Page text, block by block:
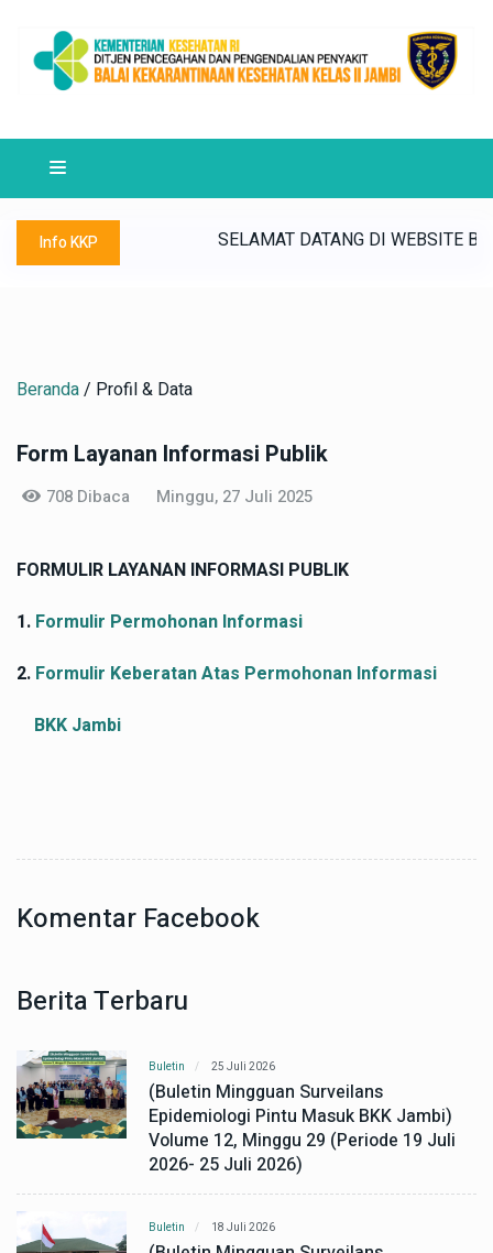
Info KKP
MENUJU SATKER WBK/WBBM ~ "MULIA" (Maju,
KEKARANTINAAN KESEHATAN KELAS II JAMBI ~ BKK
SELAMAT DATANG DI WEBSITE
Beranda/ Profil & Data
Form Layanan Informasi Publik
708 Dibaca Minggu, 27 Juli 2025
FORMULIR LAYANAN INFORMASI PUBLIK
1. Formulir Permohonan Informasi
2. Formulir Keberatan Atas Permohonan Informasi
BKK Jambi
Komentar Facebook
Berita Terbaru
Buletin 25 Juli 2026
(Buletin Mingguan Surveilans
Epidemiologi Pintu Masuk BKK Jambi)
Volume 12, Minggu 29 (Periode 19 Juli
2026- 25 Juli 2026)
Buletin 18 Juli 2026